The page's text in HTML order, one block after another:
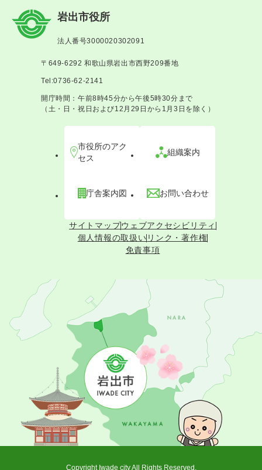
岩出市役所
法人番号3000020302091
〒649-6292 和歌山県岩出市西野209番地
Tel:0736-62-2141
開庁時間：午前8時45分から午後5時30分まで
（土・日・祝日および12月29日から1月3日を除く）
市役所のアク
セス
組織案内
庁舎案内図 お問い合わせ
サイトマップウェブアクセシビリティ
個人情報の取扱い リンク・著作権
免責事項
Copyright Iwade city All Rights Reserved.